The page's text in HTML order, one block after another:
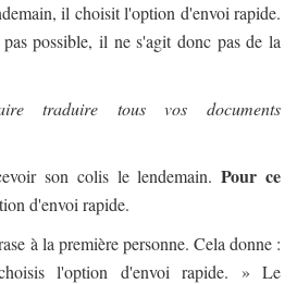
il choisit l'option d'envoi rapide.
possible, il ne s'agit donc pas de la
traduire tous vos documents
son colis le lendemain.Pour ce
d'envoi rapide.
à la première personne. Cela donne :
l'option d'envoi rapide. » Le